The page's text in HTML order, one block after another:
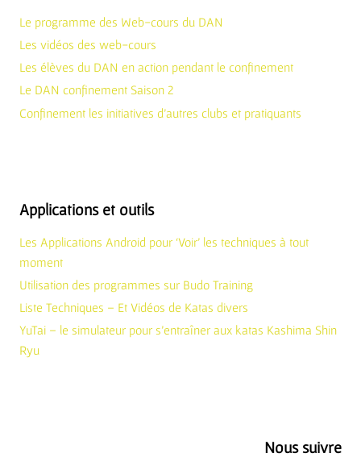
Le programme des Web-cours du DAN
Les vidéos des web-cours
Les élèves du DAN en action pendant le confinement
Le DAN confinement Saison 2
Confinement les initiatives d’autres clubs et pratiquants
Applications et outils
Les Applications Android pour ‘Voir’ les techniques à tout
moment
Utilisation des programmes sur Budo Training
Liste Techniques – Et Vidéos de Katas divers
YuTai – le simulateur pour s’entraîner aux katas Kashima Shin
Ryu
Nous suivre